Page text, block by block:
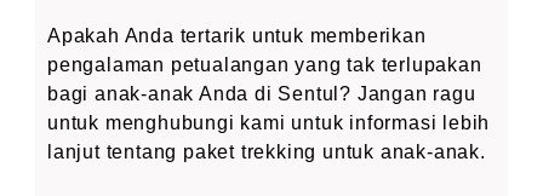
Apakah Anda tertarik untuk memberikan
pengalaman petualangan yang tak terlupakan
bagi anak-anak Anda di Sentul? Jangan ragu
untuk menghubungi kami untuk informasi lebih
lanjut tentang paket trekking untuk anak-anak.